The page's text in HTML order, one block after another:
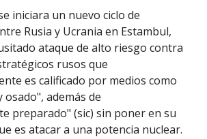
iniciara un nuevo ciclo de
Rusia y Ucrania en Estambul,
ataque de alto riesgo contra
rusos que
es calificado por medios como
osado , además de
preparado (sic) sin poner en su
es atacar a una potencia nuclear.